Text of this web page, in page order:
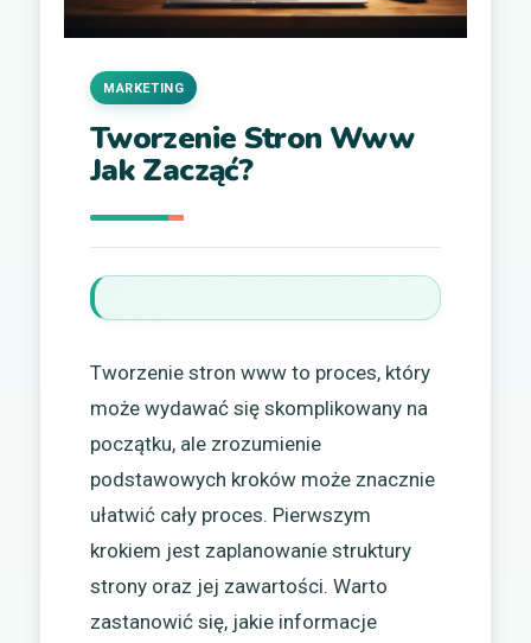
Tworzenie Stron Www
Jak Zacząć?
MARKETING
Tworzenie stron www to proces, który
może wydawać się skomplikowany na
początku, ale zrozumienie
podstawowych kroków może znacznie
ułatwić cały proces. Pierwszym
krokiem jest zaplanowanie struktury
strony oraz jej zawartości. Warto
zastanowić się, jakie informacje